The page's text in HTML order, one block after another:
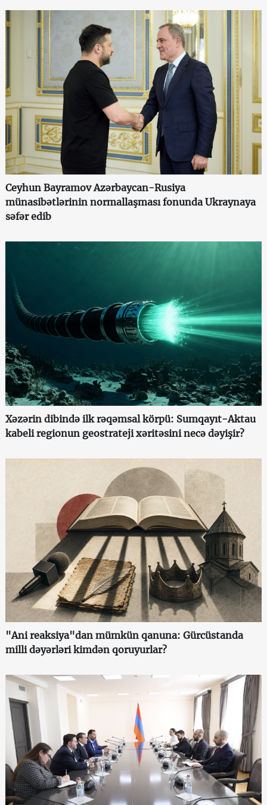
Ceyhun Bayramov Azərbaycan-Rusiya
münasibətlərinin normallaşması fonunda Ukraynaya
səfər edib
Xəzərin dibində ilk rəqəmsal körpü: Sumqayıt-Aktau
kabeli regionun geostrateji xəritəsini necə dəyişir?
"Ani reaksiya"dan mümkün qanuna: Gürcüstanda
milli dəyərləri kimdən qoruyurlar?